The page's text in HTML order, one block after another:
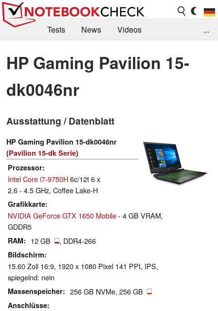
Tests News
Videos
Kaufberatung
Deals Suche
Jobs
Forum
...
HP Gaming Pavilion 15-
dk0046nr
Ausstattung / Datenblatt
HP Gaming Pavilion 15-dk0046nr
(Pavilion 15-dk Serie)
Prozessor
Intel Core i7-9750H6c/12t 6 x
2.6 - 4.5 GHz, Coffee Lake-H
Grafikkarte
NVIDIA GeForce GTX 1650 Mobile- 4 GB VRAM,
GDDR5
RAM 12 GB , DDR4-266
Bildschirm
15.60 Zoll 16:9, 1920 x 1080 Pixel 141 PPI, IPS,
spiegelnd: nein
Massenspeicher 256 GB NVMe, 256 GB
Anschlüsse